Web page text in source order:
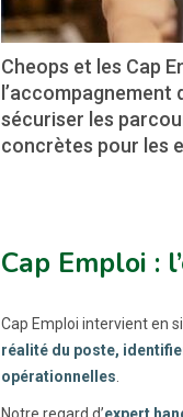
Cheops et les Cap
l’accompagnement
sécuriser les
concrètes pour les
Cap Emploi :
Cap Emploi intervient en
réalité du poste,
opérationnelles
Notre regard d’expert